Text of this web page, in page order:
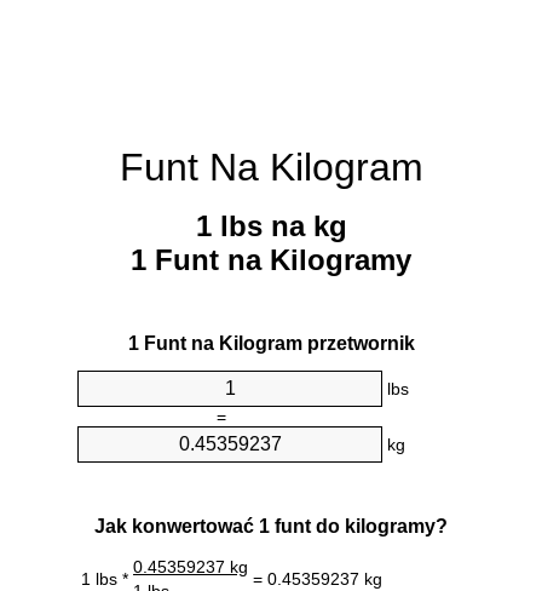
Funt Na Kilogram
1 lbs na kg
1 Funt na Kilogramy
1 Funt na Kilogram przetwornik
lbs
=
kg
Jak konwertować 1 funt do kilogramy?
1 lbs *
0.45359237 kg
= 0.45359237 kg